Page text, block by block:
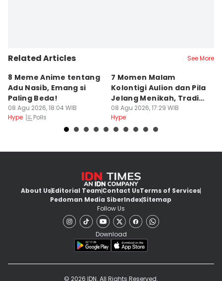
Related Articles See More
8 Meme Anime tentang
Adu Nasib, Emang si
Paling Beda!
08 Agu 2026, 18:04 WIB
Hype
Polls
7 Momen Malam
Kolontigi Aulion dan Pila
Jelang Menikah, Tradisi
Adat Kaili
08 Agu 2026, 17:29 WIB
Hype
About UsEditorial TeamContact UsTerms of Services
Pedoman Media SiberIndexSitemap
Follow Us
Download
© 2026 IDN. All Rights Reserved.